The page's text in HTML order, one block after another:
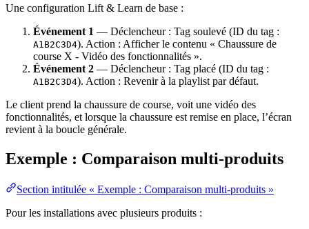
Une configuration Lift & Learn de base :
Événement 1 — Déclencheur : Tag soulevé (ID du tag :
A1B2C3D4). Action : Afficher le contenu « Chaussure de
course X - Vidéo des fonctionnalités ».
Événement 2 — Déclencheur : Tag placé (ID du tag :
A1B2C3D4). Action : Revenir à la playlist par défaut.
Le client prend la chaussure de course, voit une vidéo des
fonctionnalités, et lorsque la chaussure est remise en place, l’écran
revient à la boucle générale.
Exemple : Comparaison multi-produits
Section intitulée « Exemple : Comparaison multi-produits »
Pour les installations avec plusieurs produits :